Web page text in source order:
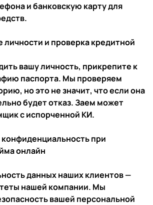
и банковскую карту для
и проверка кредитной
вашу личность, прикрепите к
паспорта. Мы проверяем
но это не значит, что если она
будет отказ. Заем может
с испорченной КИ.
конфиденциальность при
онлайн
данных наших клиентов —
нашей компании. Мы
вашей персональной